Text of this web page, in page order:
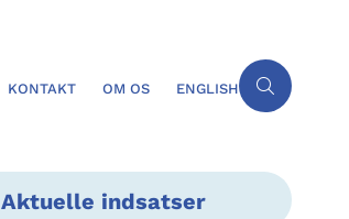
KONTAKT OM OS ENGLISH
Aktuelle indsatser